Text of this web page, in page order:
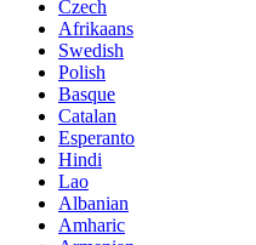
Czech
Afrikaans
Swedish
Polish
Basque
Catalan
Esperanto
Hindi
Lao
Albanian
Amharic